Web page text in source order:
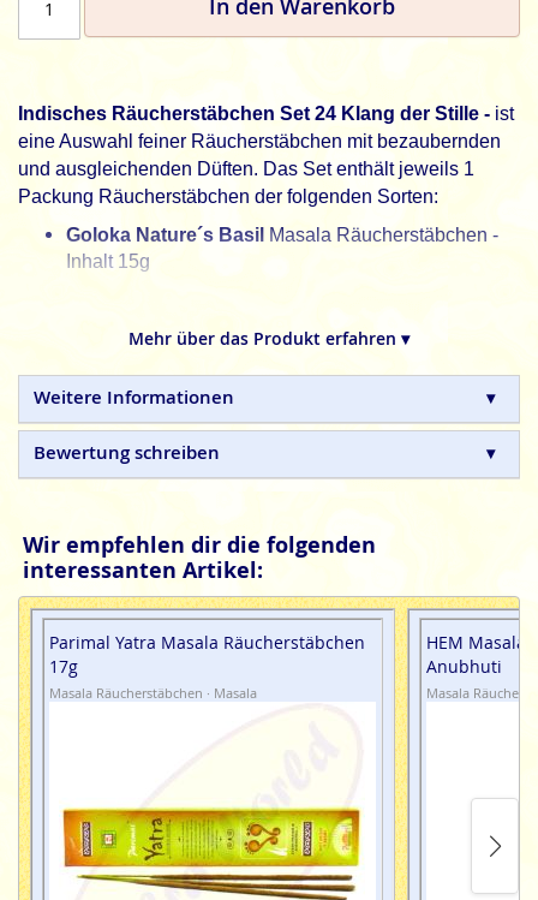
Indisches Räucherstäbchen Set 24 Klang der Stille - ist
eine Auswahl feiner Räucherstäbchen mit bezaubernden
und ausgleichenden Düften. Das Set enthält jeweils 1
Packung Räucherstäbchen der folgenden Sorten:
Goloka Nature´s Basil Masala Räucherstäbchen -
Inhalt 15g
Inhalt 15g
Stamford Masala Lavender Fields
Räucherstäbchen - Inhalt 15
Nandita Mantra MeditationMasala
Alle indischen Räucherstäbchen sind in Handarbeit
hergestellte Naturprodukte, ohne tierische, toxische oder
petrochemische Zusätze.
Mehr über das Produkt erfahren ▾
Weitere Informationen
Bewertung schreiben
Wir empfehlen dir die folgenden
interessanten Artikel:
Parimal Yatra Masala Räucherstäbchen
17g
Masala Räucherstäbchen · Masala
HEM Masala
Anubhuti
Masala